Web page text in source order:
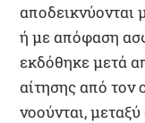
αποδεικνύονται
ή με απόφαση
εκδόθηκε μετά
αίτησης από τον
νοούνται,